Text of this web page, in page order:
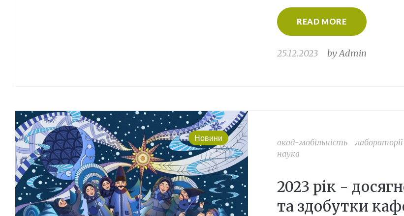
READ MORE
25.12.2023 byAdmin
Новини акад-мобільність лабораторії
наука
2023 рік -
та здобутки